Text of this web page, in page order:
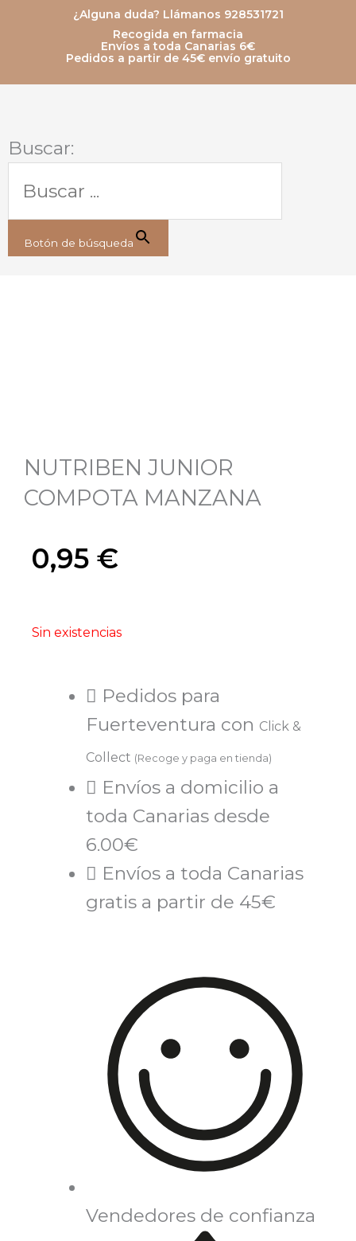
¿Alguna duda? Llámanos 928531721
Recogida en farmacia
Envíos a toda Canarias 6€
Pedidos a partir de 45€ envío gratuito
Buscar:
Botón de búsqueda
NUTRIBEN JUNIOR
COMPOTA MANZANA
0,95 €
Sin existencias
Pedidos para
Fuerteventura con Click &
Collect (Recoge y paga en tienda)
Envíos a domicilio a
toda Canarias desde
6.00€
Envíos a toda Canarias
gratis a partir de 45€
Vendedores de confianza